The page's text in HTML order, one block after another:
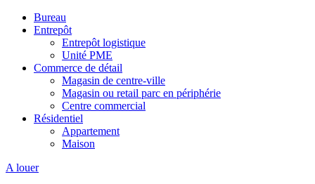
Bureau
Entrepôt
Entrepôt logistique
Unité PME
Commerce de détail
Magasin de centre-ville
Magasin ou retail parc en périphérie
Centre commercial
Résidentiel
Appartement
Maison
A louer